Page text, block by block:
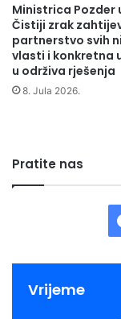
Ministrica Pozder
Čistiji zrak
partnerstvo svih
vlasti i konkretna
u održiva rješenja
8. Jula 2026.
Pratite nas
Vrijeme